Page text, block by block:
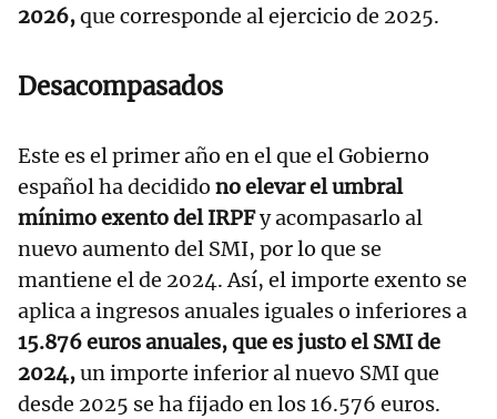
2026,que corresponde al ejercicio de 2025.
Desacompasados
Este es el primer año en el que el Gobierno
español ha decidido no elevar el umbral
mínimo exento del IRPFy acompasarlo al
nuevo aumento del SMI, por lo que se
mantiene el de 2024. Así, el importe exento se
aplica a ingresos anuales iguales o inferiores a
15.876 euros anuales, que es justo el SMI de
2024,un importe inferior al nuevo SMI que
desde 2025 se ha fijado en los 16.576 euros.